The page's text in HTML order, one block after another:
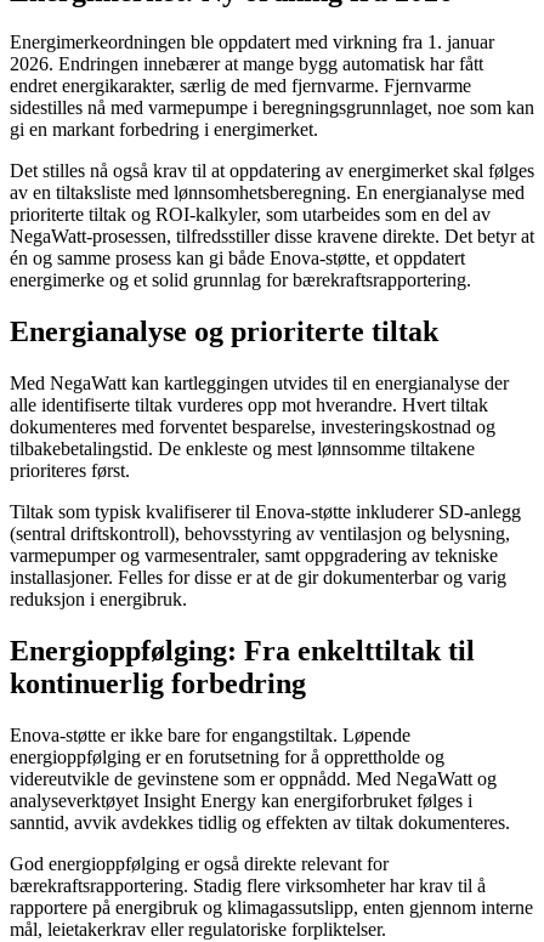
Energimerkeordningen ble oppdatert med virkning fra 1. januar
2026. Endringen innebærer at mange bygg automatisk har fått
endret energikarakter, særlig de med fjernvarme. Fjernvarme
sidestilles nå med varmepumpe i beregningsgrunnlaget, noe som kan
gi en markant forbedring i energimerket.
Det stilles nå også krav til at oppdatering av energimerket skal følges
av en tiltaksliste med lønnsomhetsberegning. En energianalyse med
prioriterte tiltak og ROI-kalkyler, som utarbeides som en del av
NegaWatt-prosessen, tilfredsstiller disse kravene direkte. Det betyr at
én og samme prosess kan gi både Enova-støtte, et oppdatert
energimerke og et solid grunnlag for bærekraftsrapportering.
Energianalyse og prioriterte tiltak
Med NegaWatt kan kartleggingen utvides til en energianalyse der
alle identifiserte tiltak vurderes opp mot hverandre. Hvert tiltak
dokumenteres med forventet besparelse, investeringskostnad og
tilbakebetalingstid. De enkleste og mest lønnsomme tiltakene
prioriteres først.
Tiltak som typisk kvalifiserer til Enova-støtte inkluderer SD-anlegg
(sentral driftskontroll), behovsstyring av ventilasjon og belysning,
varmepumper og varmesentraler, samt oppgradering av tekniske
installasjoner. Felles for disse er at de gir dokumenterbar og varig
reduksjon i energibruk.
Energioppfølging: Fra enkelttiltak til
kontinuerlig forbedring
Enova-støtte er ikke bare for engangstiltak. Løpende
energioppfølging er en forutsetning for å opprettholde og
videreutvikle de gevinstene som er oppnådd. Med NegaWatt og
analyseverktøyet Insight Energy kan energiforbruket følges i
sanntid, avvik avdekkes tidlig og effekten av tiltak dokumenteres.
God energioppfølging er også direkte relevant for
bærekraftsrapportering. Stadig flere virksomheter har krav til å
rapportere på energibruk og klimagassutslipp, enten gjennom interne
mål, leietakerkrav eller regulatoriske forpliktelser.